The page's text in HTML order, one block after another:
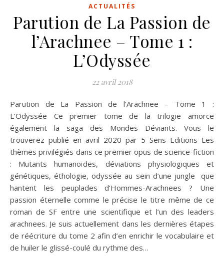
ACTUALITÉS
Parution de La Passion de
l’Arachnee – Tome 1 :
L’Odyssée
22 avril 2018
Parution de La Passion de l’Arachnee – Tome 1 :
L’Odyssée Ce premier tome de la trilogie amorce
également la saga des Mondes Déviants. Vous le
trouverez publié en avril 2020 par 5 Sens Editions Les
thèmes privilégiés dans ce premier opus de science-fiction
: Mutants humanoïdes, déviations physiologiques et
génétiques, éthologie, odyssée au sein d’une jungle que
hantent les peuplades d’Hommes-Arachnees ? Une
passion éternelle comme le précise le titre même de ce
roman de SF entre une scientifique et l’un des leaders
arachnees. Je suis actuellement dans les dernières étapes
de réécriture du tome 2 afin d’en enrichir le vocabulaire et
de huiler le glissé-coulé du rythme des…